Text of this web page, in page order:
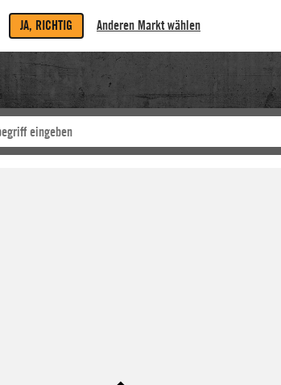
JA, RICHTIG Anderen Markt wählen